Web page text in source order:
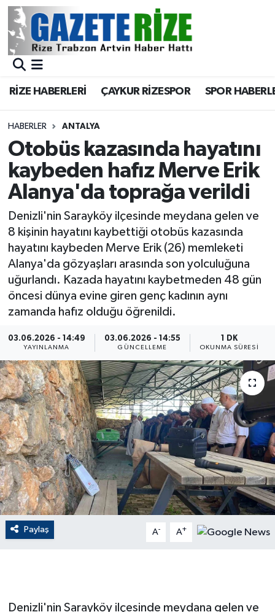
RİZE HABERLERİ ÇAYKUR RİZESPOR SPOR
HABERLER ANTALYA
Otobüs kazasında hayatını
kaybeden hafız Merve Erik
Alanya'da toprağa verildi
Denizli'nin Sarayköy ilçesinde meydana gelen ve
8 kişinin hayatını kaybettiği otobüs kazasında
hayatını kaybeden Merve Erik (26) memleketi
Alanya'da gözyaşları arasında son yolculuğuna
uğurlandı. Kazada hayatını kaybetmeden 48 gün
öncesi dünya evine giren genç kadının aynı
zamanda hafız olduğu öğrenildi.
03.06.2026 - 14:49
YAYINLANMA
03.06.2026 - 14:55
GÜNCELLEME
1 DK
OKUNMA SÜRESI
Paylaş A- A+
Denizli'nin Sarayköy ilçesinde meydana gelen ve
BÖLGEMİZ
Asayiş
Rize Jandarma Komutanlığı
Bilim Teknoloji
Bölge
Advertising news
Canlı Maç
ÇEVRE
Dünya
EĞİTİM
EKONOMİ
English News
Finans
Flaş Haber
GÜNDEM
Merkez Nöbetçi Eczaneler
Merkez Trafik Yoğunluk Haritası
Süper Lig Puan Durumu ve Fikstür
Tüm Manşetler
Son Dakika Haberleri
Haber Arşivi